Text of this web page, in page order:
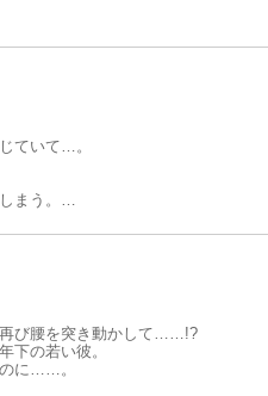
ていて…。
まう。
再び腰を突き動かして……!?
下の若い彼。
に……。